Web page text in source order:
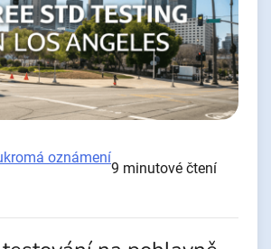
oznámení
9 minutové čtení